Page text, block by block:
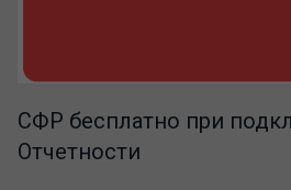
СФР бесплатно при
Отчетности